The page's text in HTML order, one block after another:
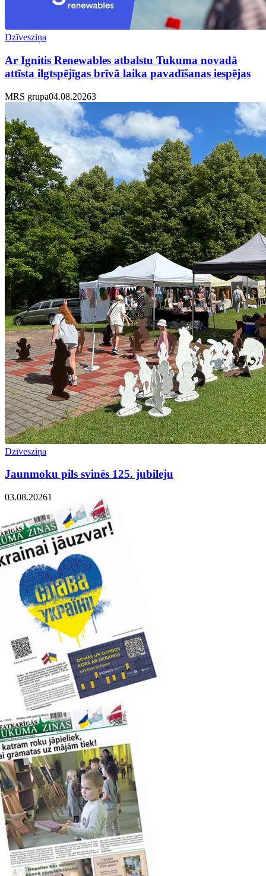
Dzīvesziņa
Ar Ignitis Renewables atbalstu Tukuma novadā
attīsta ilgtspējīgas brīvā laika pavadīšanas iespējas
MRS grupa04.08.20263
Dzīvesziņa
Jaunmoku pils svinēs 125. jubileju
03.08.20261